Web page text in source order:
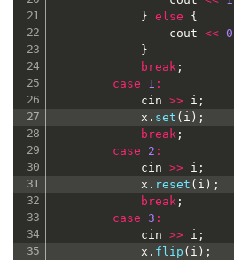
} else
{
				cout
<< 0
}
break ;
case
1 :
			cin
>> i ;
			x
. set ( i ) ;
break ;
case
2 :
			cin
>> i ;
			x
. reset ( i ) ;
break ;
case
3 :
			cin
>> i ;
			x
. flip ( i ) ;